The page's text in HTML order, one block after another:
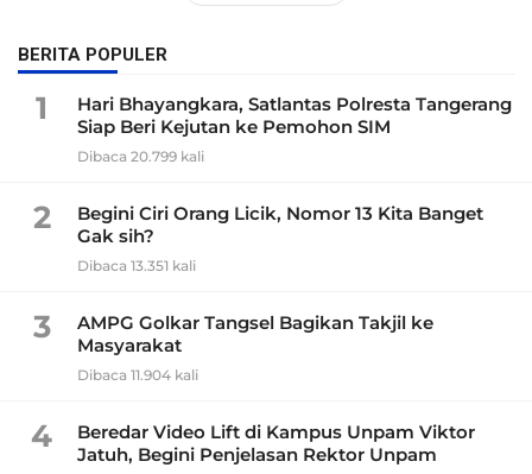
BERITA POPULER
1
Hari Bhayangkara, Satlantas Polresta Tangerang
Siap Beri Kejutan ke Pemohon SIM
Dibaca 20.799 kali
2
Begini Ciri Orang Licik, Nomor 13 Kita Banget
Gak sih?
Dibaca 13.351 kali
3
AMPG Golkar Tangsel Bagikan Takjil ke
Masyarakat
Dibaca 11.904 kali
4
Beredar Video Lift di Kampus Unpam Viktor
Jatuh, Begini Penjelasan Rektor Unpam